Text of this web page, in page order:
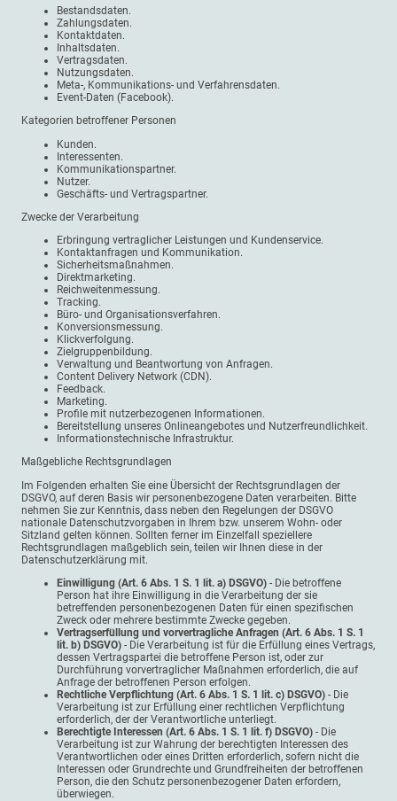
Bestandsdaten.
Zahlungsdaten.
Kontaktdaten.
Inhaltsdaten.
Vertragsdaten.
Nutzungsdaten.
Meta-, Kommunikations- und Verfahrensdaten.
Event-Daten (Facebook).
Kategorien betroffener Personen
Kunden.
Interessenten.
Kommunikationspartner.
Nutzer.
Geschäfts- und Vertragspartner.
Zwecke der Verarbeitung
Erbringung vertraglicher Leistungen und Kundenservice.
Kontaktanfragen und Kommunikation.
Sicherheitsmaßnahmen.
Direktmarketing.
Reichweitenmessung.
Tracking.
Büro- und Organisationsverfahren.
Konversionsmessung.
Klickverfolgung.
Zielgruppenbildung.
Verwaltung und Beantwortung von Anfragen.
Content Delivery Network (CDN).
Feedback.
Marketing.
Profile mit nutzerbezogenen Informationen.
Bereitstellung unseres Onlineangebotes und Nutzerfreundlichkeit.
Informationstechnische Infrastruktur.
Maßgebliche Rechtsgrundlagen
Im Folgenden erhalten Sie eine Übersicht der Rechtsgrundlagen der
DSGVO, auf deren Basis wir personenbezogene Daten verarbeiten. Bitte
nehmen Sie zur Kenntnis, dass neben den Regelungen der DSGVO
nationale Datenschutzvorgaben in Ihrem bzw. unserem Wohn- oder
Sitzland gelten können. Sollten ferner im Einzelfall speziellere
Rechtsgrundlagen maßgeblich sein, teilen wir Ihnen diese in der
Datenschutzerklärung mit.
Einwilligung (Art. 6 Abs. 1 S. 1 lit. a) DSGVO) - Die betroffene
Person hat ihre Einwilligung in die Verarbeitung der sie
betreffenden personenbezogenen Daten für einen spezifischen
Zweck oder mehrere bestimmte Zwecke gegeben.
Vertragserfüllung und vorvertragliche Anfragen (Art. 6 Abs. 1 S. 1
lit. b) DSGVO) - Die Verarbeitung ist für die Erfüllung eines Vertrags,
dessen Vertragspartei die betroffene Person ist, oder zur
Durchführung vorvertraglicher Maßnahmen erforderlich, die auf
Anfrage der betroffenen Person erfolgen.
Rechtliche Verpflichtung (Art. 6 Abs. 1 S. 1 lit. c) DSGVO) - Die
Verarbeitung ist zur Erfüllung einer rechtlichen Verpflichtung
erforderlich, der der Verantwortliche unterliegt.
Berechtigte Interessen (Art. 6 Abs. 1 S. 1 lit. f) DSGVO) - Die
Verarbeitung ist zur Wahrung der berechtigten Interessen des
Verantwortlichen oder eines Dritten erforderlich, sofern nicht die
Interessen oder Grundrechte und Grundfreiheiten der betroffenen
Person, die den Schutz personenbezogener Daten erfordern,
überwiegen.